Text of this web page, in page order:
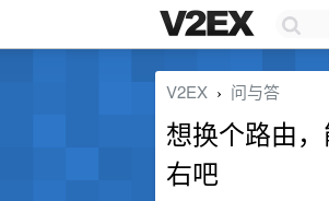
V2EX › 问与答
想换个路由
右吧